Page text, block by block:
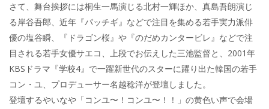
さて、舞台挨拶には桐生一馬演じる北村一輝ほか、真島吾朗演じ
る岸谷吾郎、近年『パッチギ』などで注目を集める若手実力派俳
優の塩谷瞬、『ドラゴン桜』や『のだめカンタービレ』などで注
目される若手女優サエコ、上段でお伝えした三池監督と、2001年
KBSドラマ『学校4』で一躍新世代のスターに躍り出た韓国の若手
コン・ユ、プロデューサー名越稔洋が登壇しました。
登壇するやいなや「コンユ〜！コンユ〜！！」の黄色い声で会場